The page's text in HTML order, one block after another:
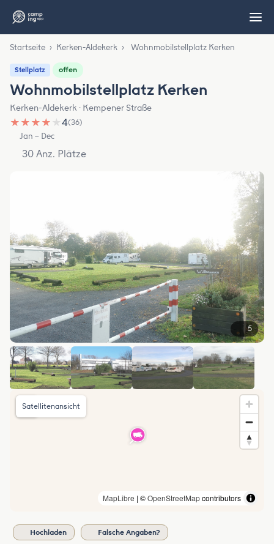
Startseite › Kerken-Aldekerk › Wohnmobilstellplatz Kerken
Stellplatz offen
Wohnmobilstellplatz Kerken
Kerken-Aldekerk · Kempener Straße
★ ★ ★ ★ ★4(36)
Jan – Dec
30 Anz. Plätze
5
MapLibre | ©OpenStreetMapcontributors
Satellitenansicht
Hochladen Falsche Angaben?